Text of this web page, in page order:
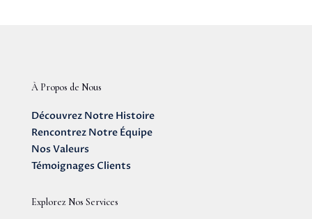
À Propos de Nous
Découvrez Notre Histoire
Rencontrez Notre Équipe
Nos Valeurs
Témoignages Clients
Explorez Nos Services